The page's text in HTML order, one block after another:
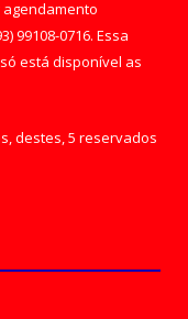
99108-0716. Essa
está disponível as
destes, 5 reservados